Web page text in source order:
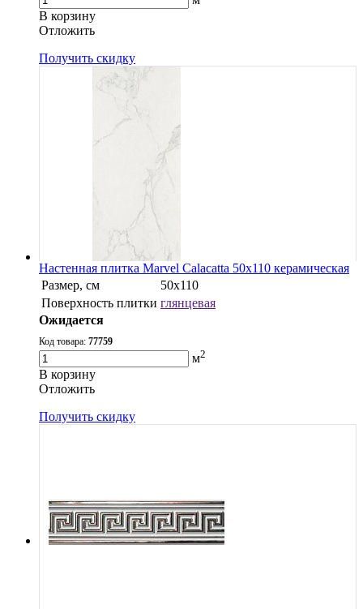
В корзину
Oтложить
Получить скидку
Настенная плитка Marvel Calacatta 50x110 керамическая
Размер, см
50x110
Поверхность плитки глянцевая
Ожидается
Код товара: 77759
м2
В корзину
Oтложить
Получить скидку